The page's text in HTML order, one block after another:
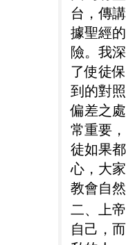
台，傳
據聖經
險。我
了使徒
到的對
偏差之
常重要
徒如果
心，大
教會自
二、上
自己，